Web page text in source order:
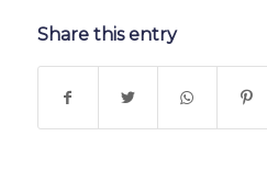
Share this entry